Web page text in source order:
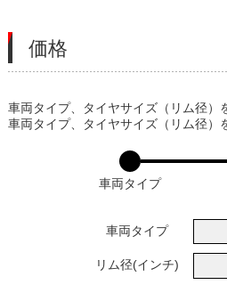
価格
VARIATIONS
車両タイプ、タイヤサイズ（リム径）
車両タイプ、タイヤサイズ（リム径）
車両タイプ
車両タイプ
リム径(インチ)